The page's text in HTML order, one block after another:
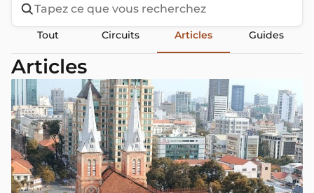
Tout Circuits Articles Guides
Articles